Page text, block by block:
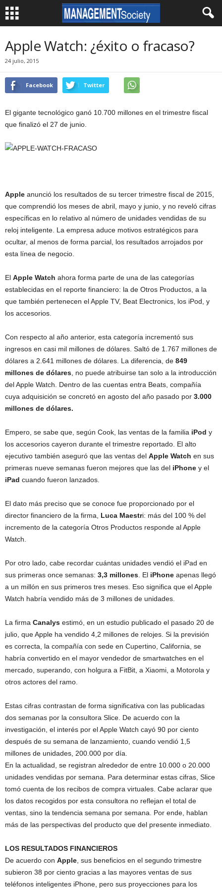
Apple Watch: ¿éxito o fracaso?
24 julio, 2015
Facebook Twitter
El gigante tecnológico ganó 10.700 millones en el trimestre fiscal
que finalizó el 27 de junio.
Apple anunció los resultados de su tercer trimestre fiscal de 2015,
que comprendió los meses de abril, mayo y junio, y no reveló cifras
específicas en lo relativo al número de unidades vendidas de su
reloj inteligente. La empresa aduce motivos estratégicos para
ocultar, al menos de forma parcial, los resultados arrojados por
esta línea de negocio.
El Apple Watch ahora forma parte de una de las categorías
establecidas en el reporte financiero: la de Otros Productos, a la
que también pertenecen el Apple TV, Beat Electronics, los iPod, y
los accesorios.
Con respecto al año anterior, esta categoría incrementó sus
ingresos en casi mil millones de dólares. Saltó de 1.767 millones de
dólares a 2.641 millones de dólares. La diferencia, de 849
millones de dólares , no puede atribuirse tan solo a la introducción
del Apple Watch. Dentro de las cuentas entra Beats, compañía
cuya adquisición se concretó en agosto del año pasado por 3.000
millones de dólares.
Empero, se sabe que, según Cook, las ventas de la familia iPod y
los accesorios cayeron durante el trimestre reportado. El alto
ejecutivo también aseguró que las ventas del Apple Watch en sus
primeras nueve semanas fueron mejores que las del iPhone y el
iPad cuando fueron lanzados.
El dato más preciso que se conoce fue proporcionado por el
director financiero de la firma, Luca Maestri: más del 100 % del
incremento de la categoría Otros Productos responde al Apple
Watch.
Por otro lado, cabe recordar cuántas unidades vendió el iPad en
sus primeras once semanas: 3,3 millones . El iPhone apenas llegó
a un millón en sus primeros tres meses. Eso significa que el Apple
Watch habría vendido más de 3 millones de unidades.
La firma Canalys estimó, en un estudio publicado el pasado 20 de
julio, que Apple ha vendido 4,2 millones de relojes. Si la previsión
es correcta, la compañía con sede en Cupertino, California, se
habría convertido en el mayor vendedor de smartwatches en el
mercado, superando, con holgura a FitBit, a Xiaomi, a Motorola y
otros actores del ramo.
Estas cifras contrastan de forma significativa con las publicadas
dos semanas por la consultora Slice. De acuerdo con la
investigación, el interés por el Apple Watch cayó 90 por ciento
después de su semana de lanzamiento, cuando vendió 1,5
millones de unidades, 200.000 por día.
En la actualidad, se registran alrededor de entre 10.000 o 20.000
unidades vendidas por semana. Para determinar estas cifras, Slice
tomó cuenta de los recibos de compra virtuales. Cabe aclarar que
los datos recogidos por esta consultora no reflejan el total de
ventas, sino la tendencia semana por semana. Por ende, hablan
más de las perspectivas del producto que del presente inmediato.
LOS RESULTADOS FINANCIEROS
De acuerdo con Apple , sus beneficios en el segundo trimestre
subieron 38 por ciento gracias a las mayores ventas de sus
teléfonos inteligentes iPhone, pero sus proyecciones para los